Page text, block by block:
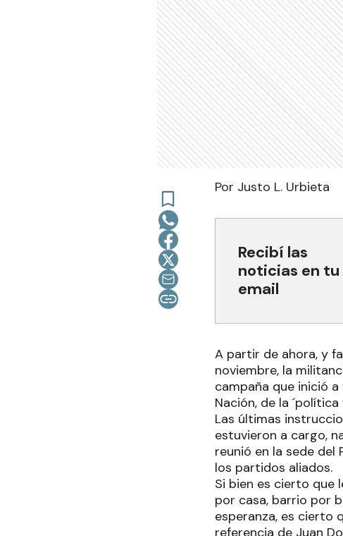
Por Justo L. Urbieta
Recibí las
noticias en tu
email
A partir de ahora, y
noviembre, la
campaña que inició
Nación, de la
Las últimas
estuvieron a cargo,
reunió en la sede del
los partidos aliados.
Si bien es cierto que
por casa, barrio por
esperanza, es cierto